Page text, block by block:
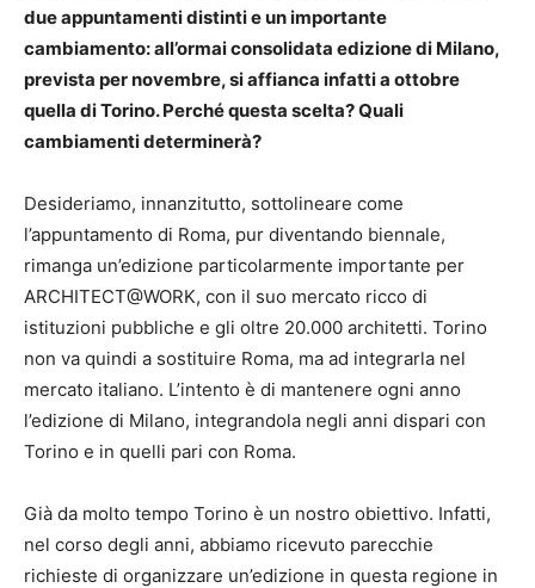
due appuntamenti distinti e un importante
cambiamento: all’ormai consolidata edizione di Milano,
prevista per novembre, si affianca infatti a ottobre
quella di Torino. Perché questa scelta? Quali
cambiamenti determinerà?
Desideriamo, innanzitutto, sottolineare come
l’appuntamento di Roma, pur diventando biennale,
rimanga un’edizione particolarmente importante per
ARCHITECT@WORK, con il suo mercato ricco di
istituzioni pubbliche e gli oltre 20.000 architetti. Torino
non va quindi a sostituire Roma, ma ad integrarla nel
mercato italiano. L’intento è di mantenere ogni anno
l’edizione di Milano, integrandola negli anni dispari con
Torino e in quelli pari con Roma.
Già da molto tempo Torino è un nostro obiettivo. Infatti,
nel corso degli anni, abbiamo ricevuto parecchie
richieste di organizzare un’edizione in questa regione in